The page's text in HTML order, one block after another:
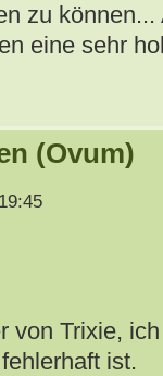
zu
eine sehr
(Ovum)
von Trixie,
ist.